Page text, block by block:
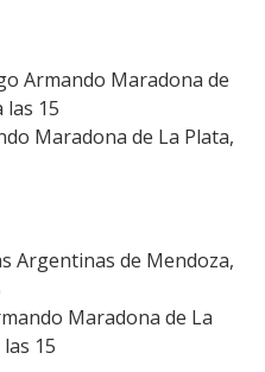
Armando Maradona de
las 15
Maradona de La Plata,
Argentinas de Mendoza,
Maradona de La
15